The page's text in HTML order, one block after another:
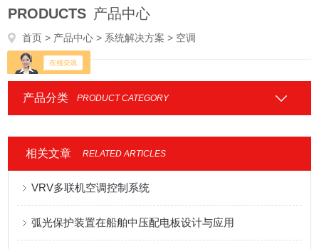
PRODUCTS 产品中心
首页 > 产品中心 > 系统解决方案 > 空调
产品分类 PRODUCT CATEGORY
相关文章 RELATED ARTICLES
VRV多联机空调控制系统
弧光保护装置在船舶中压配电板设计与应用